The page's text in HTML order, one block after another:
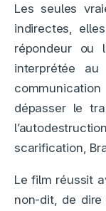
Les seules
indirectes,
répondeur ou
interprétée
dépasser le
scarification,
Le film réussit
non-dit, de dire